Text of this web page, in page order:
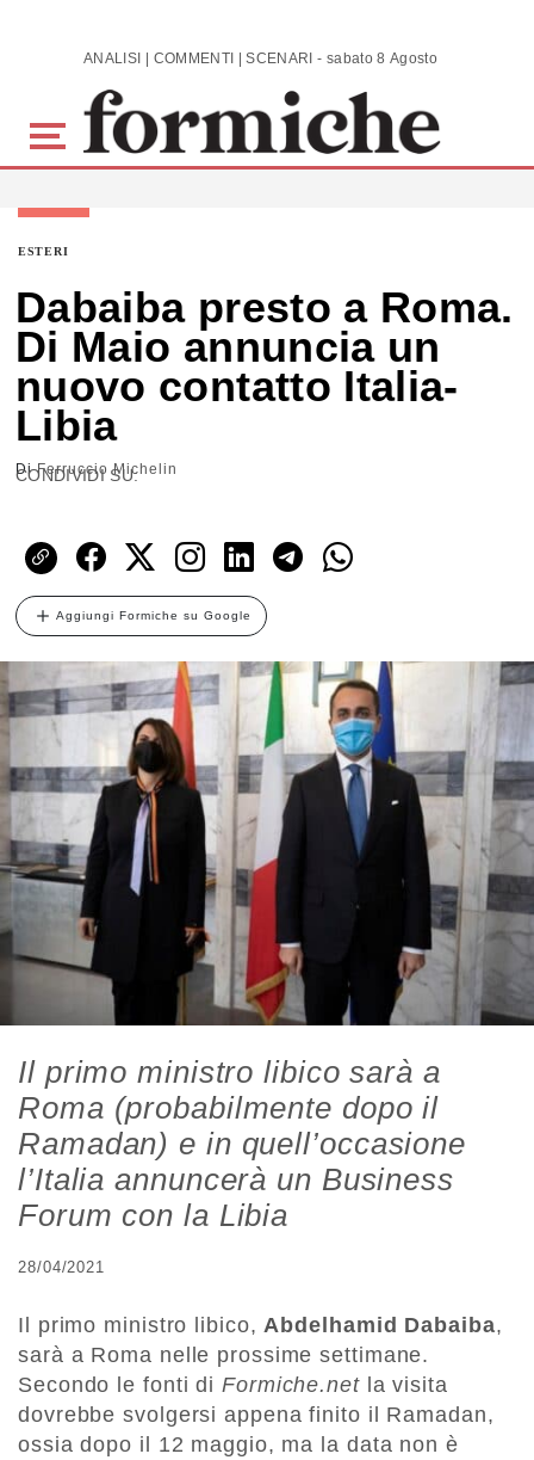
Skip to main content ANALISI | COMMENTI | SCENARI - sabato 8 Agosto 2026
ESTERI
Dabaiba presto a Roma.
Di Maio annuncia un
nuovo contatto Italia-
Libia
DiFerruccio Michelin
CONDIVIDI SU:
Aggiungi Formiche su Google
Il primo ministro libico sarà a
Roma (probabilmente dopo il
Ramadan) e in quell’occasione
l’Italia annuncerà un Business
Forum con la Libia
28/04/2021
Il primo ministro libico, Abdelhamid Dabaiba,
sarà a Roma nelle prossime settimane.
Secondo le fonti di Formiche.netla visita
dovrebbe svolgersi appena finito il Ramadan,
ossia dopo il 12 maggio, ma la data non è